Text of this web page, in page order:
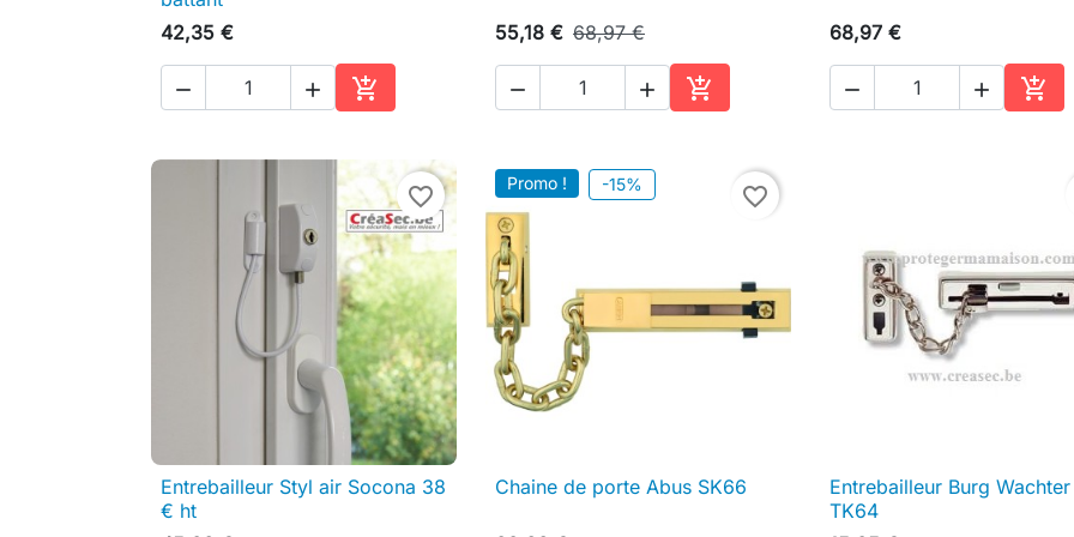
42,35 €
  
Ajouter au panier
55,18 € 68,97 €
  
Ajouter au panier
68,97 €
  
favorite_border
 Aperçu rapide
Entrebailleur Styl air Socona 38
€ ht
Promo ! -15% favorite_border
 Aperçu rapide
Chaine de porte Abus SK66  Aperçu rapide
Entrebailleur Burg Wachter
TK64